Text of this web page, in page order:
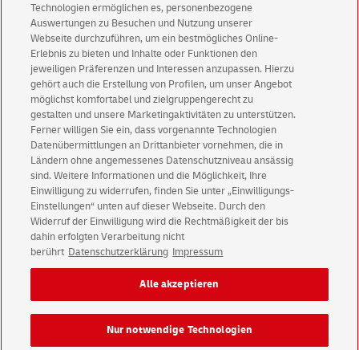
Kann ich im Namen eines Familienmitglieds oder
Freundes den Geldtransfer durchführen?
Wie kann ich einen Geldtransfer durchführen, wenn
Empfängerdaten fehlen?
Wie kann ich eine Transaktion ändern?
Wie schnell kommt das Geld im Ausland an?
Impressum Rechtliche Hinweise
Datenschutz
Einwilligungs-Einstellungen
Technologien ermöglichen es, personenbezogene
Auswertungen zu Besuchen und Nutzung unserer
Webseite durchzuführen, um ein bestmögliches Online-
Erlebnis zu bieten und Inhalte oder Funktionen den
jeweiligen Präferenzen und Interessen anzupassen. Hierzu
gehört auch die Erstellung von Profilen, um unser Angebot
möglichst komfortabel und zielgruppengerecht zu
gestalten und unsere Marketingaktivitäten zu unterstützen.
Ferner willigen Sie ein, dass vorgenannte Technologien
Datenübermittlungen an Drittanbieter vornehmen, die in
Ländern ohne angemessenes Datenschutzniveau ansässig
sind. Weitere Informationen und die Möglichkeit, Ihre
Einwilligung zu widerrufen, finden Sie unter „Einwilligungs-
Einstellungen“ unten auf dieser Webseite. Durch den
Widerruf der Einwilligung wird die Rechtmäßigkeit der bis
dahin erfolgten Verarbeitung nicht
berührt Datenschutzerklärung Impressum
Nur notwendige Technologien
Alle akzeptieren